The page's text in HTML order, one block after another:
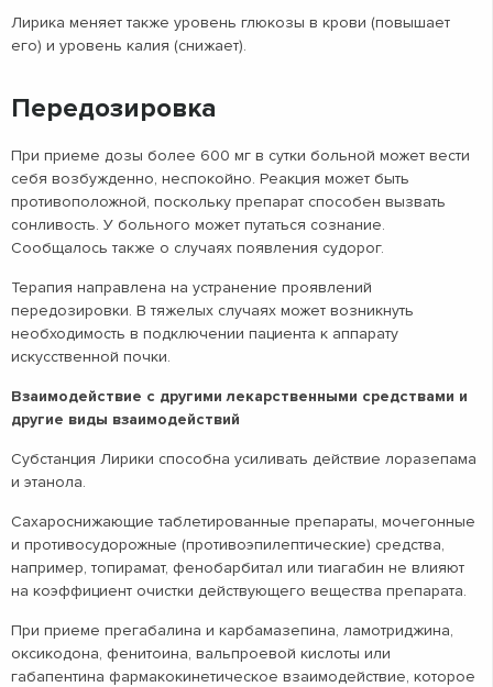
Лирика меняет также уровень глюкозы в крови (повышает
его) и уровень калия (снижает).
Передозировка
При приеме дозы более 600 мг в сутки больной может вести
себя возбужденно, неспокойно. Реакция может быть
противоположной, поскольку препарат способен вызвать
сонливость. У больного может путаться сознание.
Сообщалось также о случаях появления судорог.
Терапия направлена ​​на устранение проявлений
передозировки. В тяжелых случаях может возникнуть
необходимость в подключении пациента к аппарату
искусственной почки.
Взаимодействие с другими лекарственными средствами и
другие виды взаимодействий
Субстанция Лирики способна усиливать действие лоразепама
и этанола.
Сахароснижающие таблетированные препараты, мочегонные
и противосудорожные (противоэпилептические) средства,
например, топирамат, фенобарбитал или тиагабин не влияют
на коэффициент очистки действующего вещества препарата.
При приеме прегабалина и карбамазепина, ламотриджина,
оксикодона, фенитоина, вальпроевой кислоты или
габапентина фармакокинетическое взаимодействие, которое